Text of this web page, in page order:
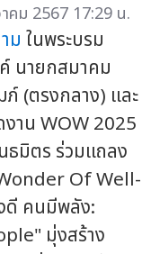
คม 2567 17:29 น.
ม ในพระบรม
นายกสมาคม
(ตรงกลาง) และ
าน WOW 2025
ธมิตร ร่วมแถลง
Of Well-
ดี คนมีพลัง:
มุ่งสร้าง